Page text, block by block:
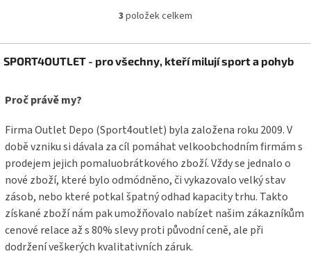
O
l
á
p
r
v
k
y
v
ý
p
i
s
3 položek celkem
á
a
SPORT4OUTLET - pro všechny, kteří milují sport a pohyb
Proč právě my?
Firma Outlet Depo (Sport4outlet) byla založena roku 2009. V
době vzniku si dávala za cíl pomáhat velkoobchodním firmám s
prodejem jejich pomaluobrátkového zboží. Vždy se jednalo o
nové zboží, které bylo odmódněno, či vykazovalo velký stav
zásob, nebo které potkal špatný odhad kapacity trhu. Takto
získané zboží nám pak umožňovalo nabízet našim zákazníkům
cenové relace až s 80% slevy proti původní ceně, ale při
dodržení veškerých kvalitativních záruk.